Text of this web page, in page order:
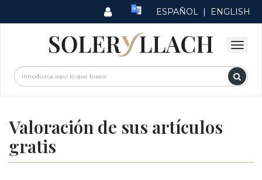
ESPAÑOL | ENGLISH
Valoración de sus artículos
gratis